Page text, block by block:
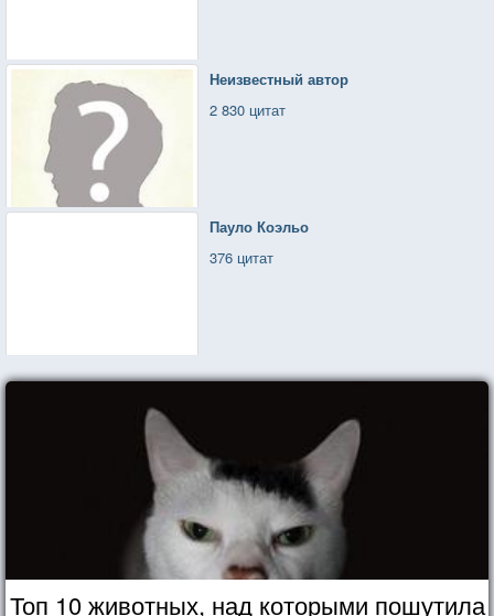
Неизвестный автор
2 830 цитат
Пауло Коэльо
376 цитат
Топ 10 животных, над которыми пошутила